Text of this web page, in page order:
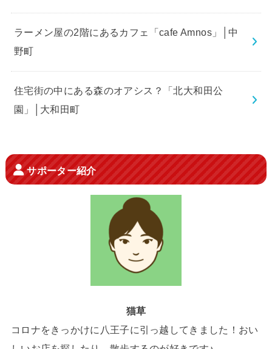
ラーメン屋の2階にあるカフェ「cafe Amnos」│中
野町
住宅街の中にある森のオアシス？「北大和田公
園」│大和田町
サポーター紹介
猫草
コロナをきっかけに八王子に引っ越してきました！おい